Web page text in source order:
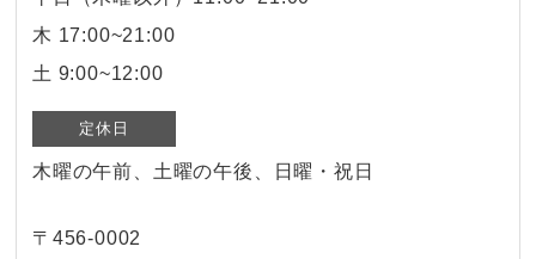
木 17:00~21:00
土 9:00~12:00
定休日
木曜の午前、土曜の午後、日曜・祝日
〒456-0002